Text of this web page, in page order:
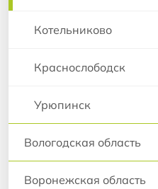
Котельниково
Краснослободск
Урюпинск
Вологодская область
Воронежская область